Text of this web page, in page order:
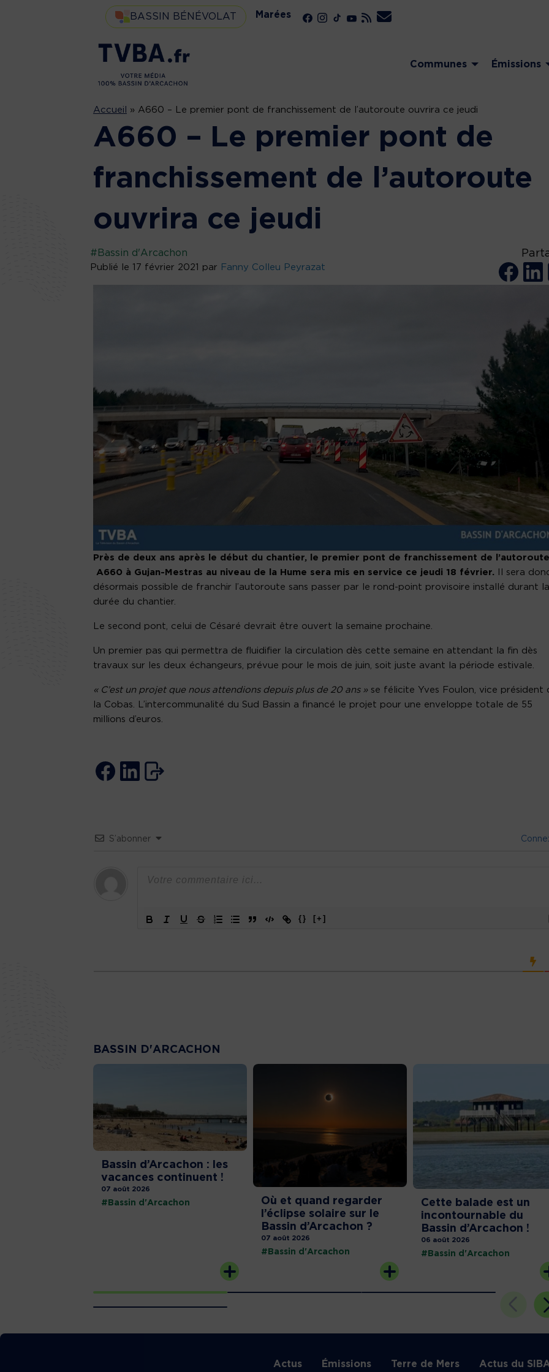
BASSIN BÉNÉVOLAT Marées
Communes Émissions
Accueil » A660 – Le premier pont de franchissement de l’autoroute ouvrira ce jeudi
A660 – Le premier pont de
franchissement de l’autoroute
ouvrira ce jeudi
#Bassin d'Arcachon
Publié le 17 février 2021 par Fanny Colleu Peyrazat
Près de deux ans après le début du chantier, le premier pont de franchissement de l’autoroute
A660 à Gujan-Mestras au niveau de la Hume sera mis en service ce jeudi 18 février. Il sera
désormais possible de franchir l’autoroute sans passer par le rond-point provisoire installé durant la
durée du chantier.
Le second pont, celui de Césaré devrait être ouvert la semaine prochaine.
Un premier pas qui permettra de fluidifier la circulation dès cette semaine en attendant la fin dès
travaux sur les deux échangeurs, prévue pour le mois de juin, soit juste avant la période estivale.
« C’est un projet que nous attendions depuis plus de 20 ans » se félicite Yves Foulon, vice président
la Cobas. L’intercommunalité du Sud Bassin a financé le projet pour une enveloppe totale de 55
millions d’euros.
S’abonner
{} [+]
BASSIN D'ARCACHON
Bassin d’Arcachon : les
vacances continuent !
07 août 2026
#Bassin d'Arcachon
Où et quand regarder
l’éclipse solaire sur le
Bassin d’Arcachon ?
07 août 2026
#Bassin d'Arcachon
Cette balade est un
incontournable du
Bassin d’Arcachon !
06 août 2026
#Bassin d'Arcachon
Actus Émissions Terre de Mers Actus du